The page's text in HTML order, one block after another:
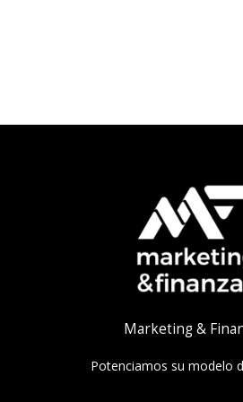
Marketing &
Potenciamos su modelo